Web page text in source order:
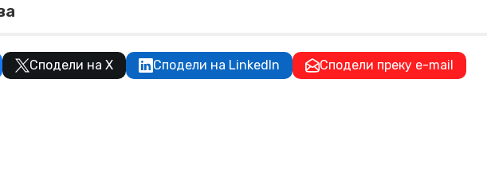
Сподели на X Сподели на LinkedIn Сподели преку e-mail